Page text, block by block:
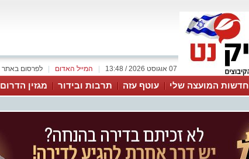
לפרסום באתר המייל האדום 07 אוגוסט 2026 / 13:48
חדשות המועצה שלי עוטף עזה תרבות ובידור מגזין הדרום